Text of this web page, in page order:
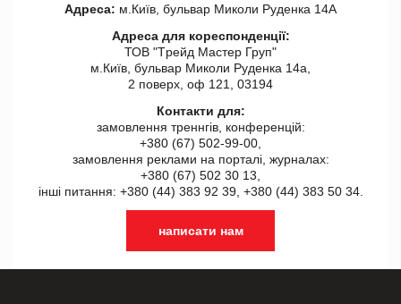
Адреса: м.Київ, бульвар Миколи Руденка 14А
Адреса для кореспонденції:
ТОВ "Tрейд Мастер Груп"
м.Київ, бульвар Миколи Руденка 14а,
2 поверх, оф 121, 03194
Контакти для:
замовлення треннгів, конференцій:
+380 (67) 502-99-00,
замовлення реклами на порталі, журналах:
+380 (67) 502 30 13,
інші питання: +380 (44) 383 92 39, +380 (44) 383 50 34.
написати нам